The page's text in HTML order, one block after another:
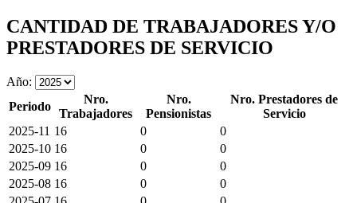
CANTIDAD DE TRABAJADORES Y/O
PRESTADORES DE SERVICIO
Año:
Periodo
Nro.
Trabajadores
Nro.
Pensionistas
Nro. Prestadores de
Servicio
2025-11 16 0
0
2025-10 16 0
0
2025-09 16 0
0
2025-08 16 0
0